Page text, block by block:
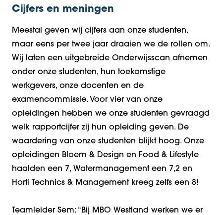
Cijfers en meningen
Meestal geven wij cijfers aan onze studenten,
maar eens per twee jaar draaien we de rollen om.
Wij laten een uitgebreide Onderwijsscan afnemen
onder onze studenten, hun toekomstige
werkgevers, onze docenten en de
examencommissie. Voor vier van onze
opleidingen hebben we onze studenten gevraagd
welk rapportcijfer zij hun opleiding geven. De
waardering van onze studenten blijkt hoog. Onze
opleidingen Bloem & Design en Food & Lifestyle
haalden een 7, Watermanagement een 7,2 en
Horti Technics & Management kreeg zelfs een 8!
Teamleider Sem: “Bij MBO Westland werken we er